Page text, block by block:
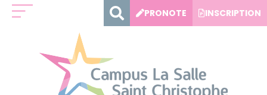
PRONOTE INSCRIPTION
Panneau de gestion des cookies